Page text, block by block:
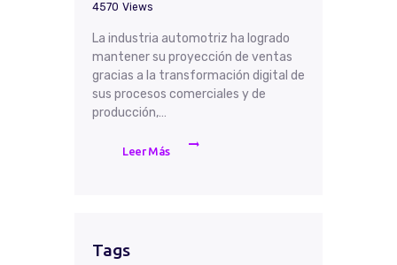
4570 Views
La industria automotriz ha logrado
mantener su proyección de ventas
gracias a la transformación digital de
sus procesos comerciales y de
producción,…
Leer Más
Tags